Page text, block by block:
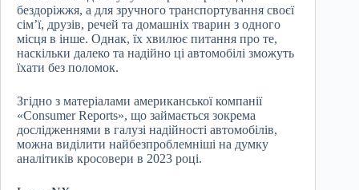
бездоріжжя, а для зручного транспортування своєї
сім’ї, друзів, речей та домашніх тварин з одного
місця в інше. Однак, їх хвилює питання про те,
наскільки далеко та надійно ці автомобілі зможуть
їхати без поломок.
Згідно з матеріалами американської компанії
«Consumer Reports», що займається зокрема
дослідженнями в галузі надійності автомобілів,
можна виділити найбезпроблемніші на думку
аналітиків кросовери в 2023 році.